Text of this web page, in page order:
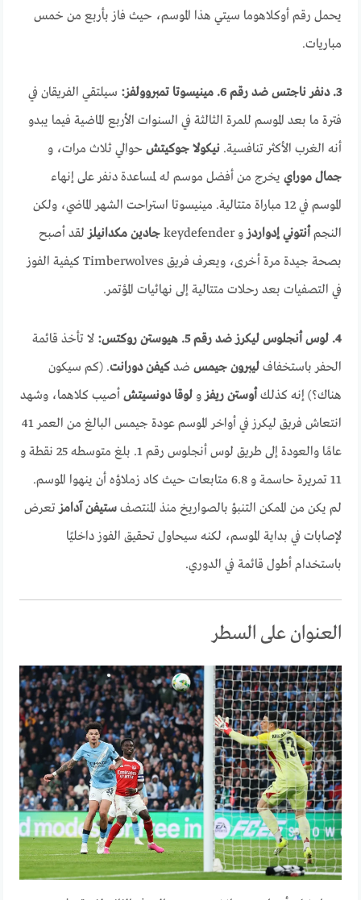
يحمل رقم أوكلاهوما سيتي هذا الموسم، حيث فاز بأربع من خمس
مباريات.
3. دنفر ناجتس ضد رقم 6. مينيسوتا تمبروولفز:
سيلتقي الفريقان في
فترة ما بعد الموسم للمرة الثالثة في السنوات الأربع الماضية فيما يبدو
أنه الغرب الأكثر تنافسية.نيكولا جوكيتش حوالي ثلاث مرات، و
جمال موراي يخرج من أفضل موسم له لمساعدة دنفر على إنهاء
الموسم في 12 مباراة متتالية. مينيسوتا استراحت الشهر الماضي، ولكن
النجمأنتوني إدواردزو keydefender جادين مكدانيلزلقد أصبح
بصحة جيدة مرة أخرى، ويعرف فريق Timberwolves كيفية الفوز
في التصفيات بعد رحلات متتالية إلى نهائيات المؤتمر.
4. لوس أنجلوس ليكرز ضد رقم 5. هيوستن روكتس:
لا تأخذ قائمة
الحفر باستخفافليبرون جيمس ضدكيفن دورانت. (كم سيكون
هناك؟) إنه كذلكأوستن ريفزولوقادونسيتش أصيب كلاهما، وشهد
انتعاش فريق ليكرز في أواخر الموسم عودة جيمس البالغ من العمر 41
عامًا والعودة إلى طريق لوس أنجلوس رقم 1. بلغ متوسطه 25 نقطة و
11 تمريرة حاسمة و 6.8 متابعات حيث كاد زملاؤه أن ينهوا الموسم.
لم يكن من الممكن التنبؤ بالصواريخ منذ المنتصفستيفن آدامزتعرض
لإصابات في بداية الموسم، لكنه سيحاول تحقيق الفوز داخليًا
باستخدام أطول قائمة في الدوري.
العنوان على السطر